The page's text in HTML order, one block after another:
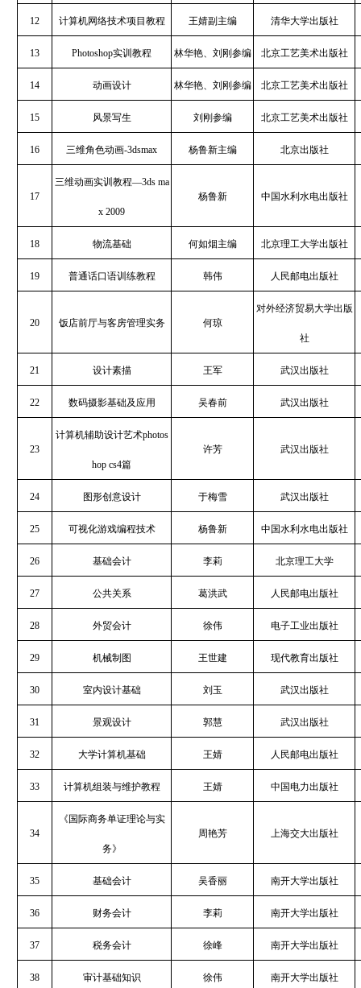
12 计算机网络技术项目教程 王婧副主编 清华大学出版社
13 Photoshop实训教程 林华艳、刘刚参编 北京工艺美术出版社
14 动画设计 林华艳、刘刚参编 北京工艺美术出版社
15 风景写生 刘刚参编 北京工艺美术出版社
16 三维角色动画-3dsmax 杨鲁新主编 北京出版社
17
三维动画实训教程—3ds ma
x 2009
杨鲁新 中国水利水电出版社
18 物流基础 何如烟主编 北京理工大学出版社
19 普通话口语训练教程 韩伟 人民邮电出版社
20 饭店前厅与客房管理实务 何琼
对外经济贸易大学出版
社
21 设计素描 王军 武汉出版社
22 数码摄影基础及应用 吴春前 武汉出版社
23
计算机辅助设计艺术photos
hop cs4篇
许芳 武汉出版社
24 图形创意设计 于梅雪 武汉出版社
25 可视化游戏编程技术 杨鲁新 中国水利水电出版社
26 基础会计 李莉 北京理工大学
27 公共关系 葛洪武 人民邮电出版社
28 外贸会计 徐伟 电子工业出版社
29 机械制图 王世建 现代教育出版社
30 室内设计基础 刘玉 武汉出版社
31 景观设计 郭慧 武汉出版社
32 大学计算机基础 王婧 人民邮电出版社
33 计算机组装与维护教程 王婧 中国电力出版社
34
《国际商务单证理论与实
务》
周艳芳 上海交大出版社
35 基础会计 吴香丽 南开大学出版社
36 财务会计 李莉 南开大学出版社
37 税务会计 徐峰 南开大学出版社
38 审计基础知识 徐伟 南开大学出版社